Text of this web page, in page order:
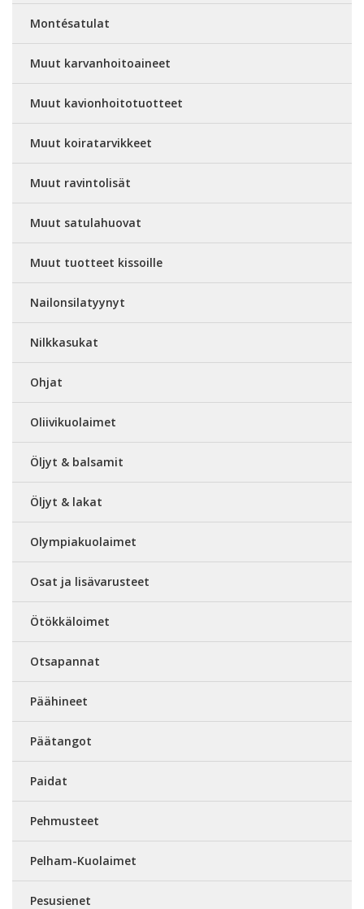
Montésatulat
Muut karvanhoitoaineet
Muut kavionhoitotuotteet
Muut koiratarvikkeet
Muut ravintolisät
Muut satulahuovat
Muut tuotteet kissoille
Nailonsilatyynyt
Nilkkasukat
Ohjat
Oliivikuolaimet
Öljyt & balsamit
Öljyt & lakat
Olympiakuolaimet
Osat ja lisävarusteet
Ötökkäloimet
Otsapannat
Päähineet
Päätangot
Paidat
Pehmusteet
Pelham-Kuolaimet
Pesusienet